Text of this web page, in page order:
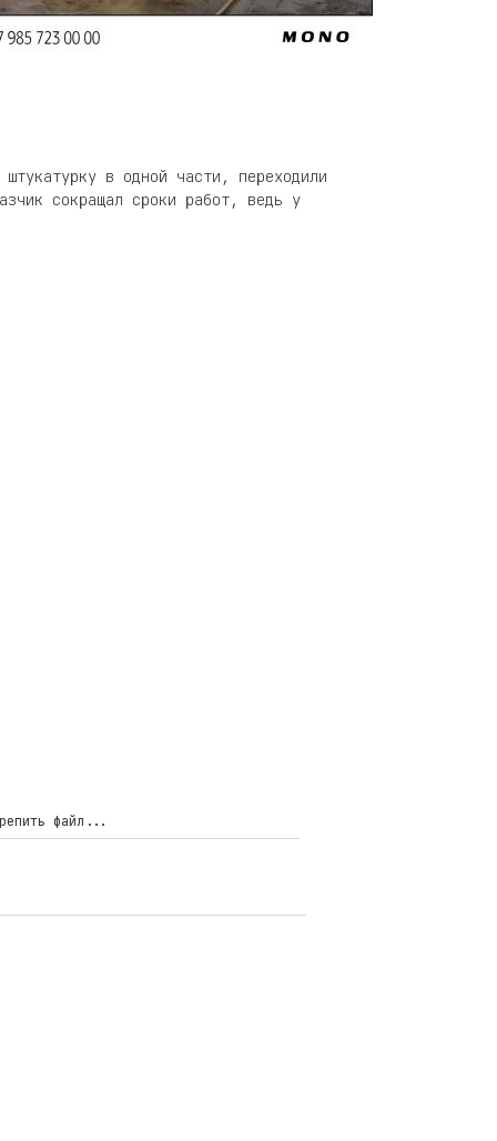
в одной части, переходили
сокращал сроки работ, ведь у
файл...